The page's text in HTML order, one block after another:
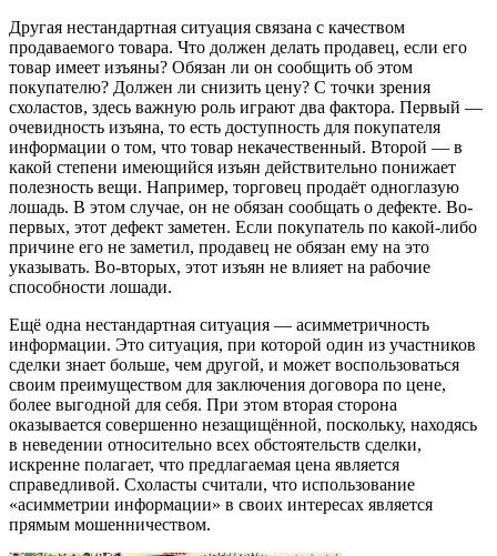
Другая нестандартная ситуация связана с качеством
продаваемого товара. Что должен делать продавец, если его
товар имеет изъяны? Обязан ли он сообщить об этом
покупателю? Должен ли снизить цену? С точки зрения
схоластов, здесь важную роль играют два фактора. Первый —
очевидность изъяна, то есть доступность для покупателя
информации о том, что товар некачественный. Второй — в
какой степени имеющийся изъян действительно понижает
полезность вещи. Например, торговец продаёт одноглазую
лошадь. В этом случае, он не обязан сообщать о дефекте. Во-
первых, этот дефект заметен. Если покупатель по какой-либо
причине его не заметил, продавец не обязан ему на это
указывать. Во-вторых, этот изъян не влияет на рабочие
способности лошади.
Ещё одна нестандартная ситуация — асимметричность
информации. Это ситуация, при которой один из участников
сделки знает больше, чем другой, и может воспользоваться
своим преимуществом для заключения договора по цене,
более выгодной для себя. При этом вторая сторона
оказывается совершенно незащищённой, поскольку, находясь
в неведении относительно всех обстоятельств сделки,
искренне полагает, что предлагаемая цена является
справедливой. Схоласты считали, что использование
«асимметрии информации» в своих интересах является
прямым мошенничеством.